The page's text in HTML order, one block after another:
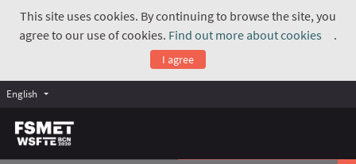
This site uses cookies. By continuing to browse the site, you
agree to our use of cookies. Find out more about cookies
.
I agree
English